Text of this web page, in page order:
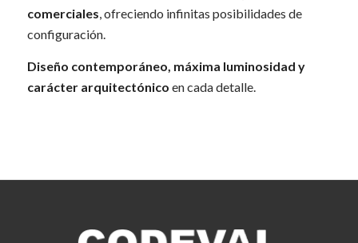
comerciales, ofreciendo infinitas posibilidades de
configuración.
Diseño contemporáneo, máxima luminosidad y
carácter arquitectónico en cada detalle.